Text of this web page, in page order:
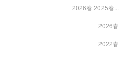
2026春 2025春...
2026春
2022春